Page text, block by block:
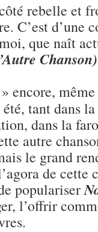
rebelle et
C’est d’une
que naît
Chanson)
encore,
tant dans
dans la
autre
le grand
de cette
populariser
l’offrir